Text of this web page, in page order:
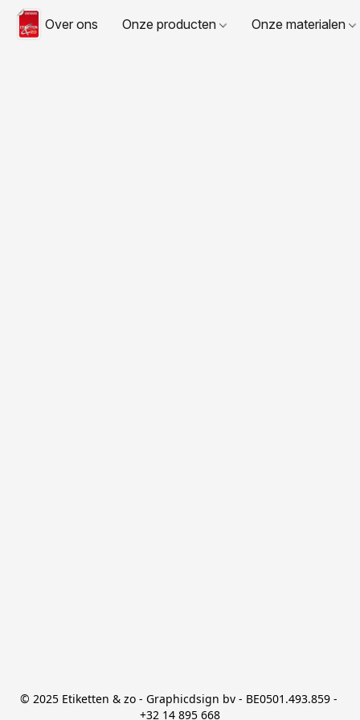
Over ons Onze producten Onze materialen
© 2025 Etiketten & zo - Graphicdsign bv - BE0501.493.859 -
+32 14 895 668